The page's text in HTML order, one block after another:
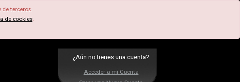
terceros.
de cookies.
¿Aún no tienes una cuenta?
Acceder a mi Cuenta